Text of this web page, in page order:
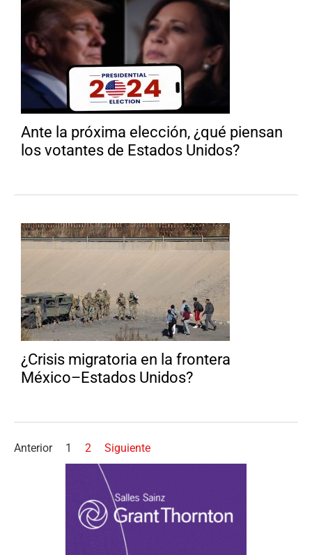
Ante la próxima elección, ¿qué piensan
los votantes de Estados Unidos?
¿Crisis migratoria en la frontera
México–Estados Unidos?
Anterior 1 2 Siguiente